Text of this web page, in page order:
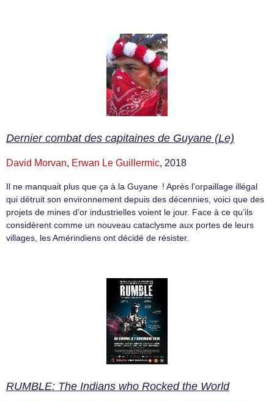
Dernier combat des capitaines de Guyane (Le)
David Morvan, Erwan Le Guillermic, 2018
Il ne manquait plus que ça à la Guyane ! Après l’orpaillage illégal
qui détruit son environnement depuis des décennies, voici que des
projets de mines d’or industrielles voient le jour. Face à ce qu’ils
considèrent comme un nouveau cataclysme aux portes de leurs
villages, les Amérindiens ont décidé de résister.
RUMBLE: The Indians who Rocked the World